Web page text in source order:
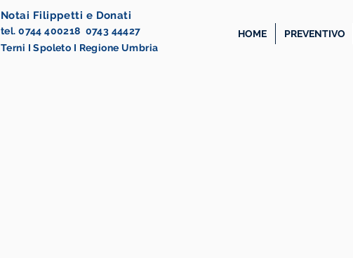
Notai Filippetti e Donati
HOME PREVENTIVO
tel. 0744 400218 0743 44427
Terni I Spoleto I Regione Umbria